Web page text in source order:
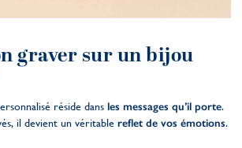
graver sur un bijou
réside dans les messages qu’il porte.
il devient un véritable reflet de vos émotions.